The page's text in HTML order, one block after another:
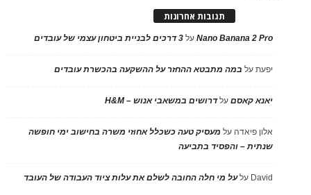
תגובות אחרונות
Nano Banana 2 Proעל 3 דרכים לבניית ביטחון עצמי של עובדים
יפעתעל במה מתבטא ההחזר על ההשקעה בהכשרת עובדים
יאנא קאסםעלדרושים במשאבי אנוש – H&M
אלון פיאדה על מעסיק טעה כשכלל אחוזי משרה בחישוב ימי חופשה
שנתית – והפסיד בתביעה
David עלעל מי חלה החובה לשלם את עלות ציוד העבודה של העובד